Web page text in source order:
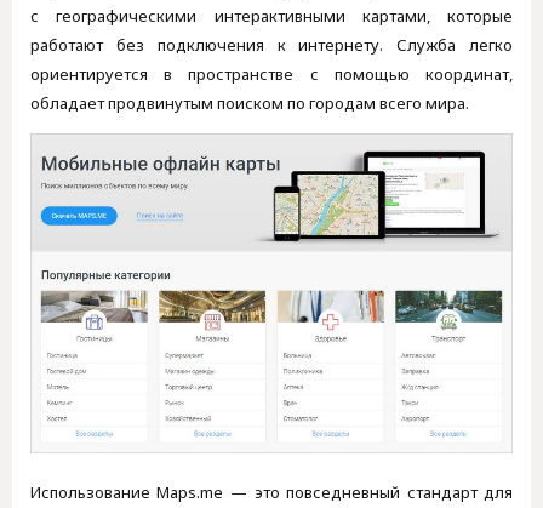
с географическими интерактивными картами, которые
работают без подключения к интернету. Служба легко
ориентируется в пространстве с помощью координат,
обладает продвинутым поиском по городам всего мира.
Использование Maps.me — это повседневный стандарт для